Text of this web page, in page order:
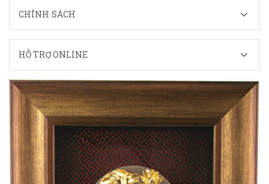
CHÍNH SÁCH
HỖ TRỢ ONLINE